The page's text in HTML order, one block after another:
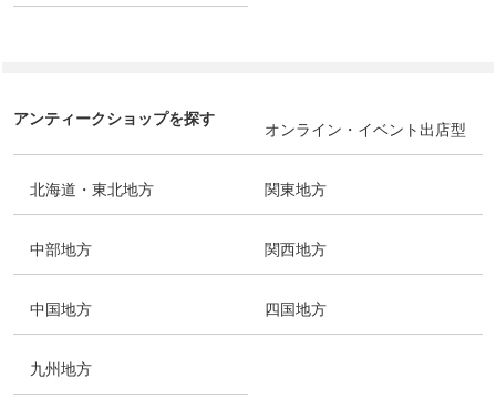
アンティークショップを探す
オンライン・イベント出店型
北海道・東北地方 関東地方
中部地方 関西地方
中国地方 四国地方
九州地方